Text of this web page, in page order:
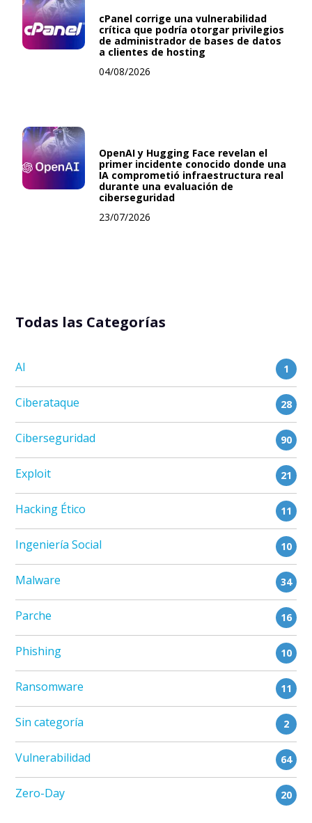
cPanel corrige una vulnerabilidad
crítica que podría otorgar privilegios
de administrador de bases de datos
a clientes de hosting
04/08/2026
OpenAI y Hugging Face revelan el
primer incidente conocido donde una
IA comprometió infraestructura real
durante una evaluación de
ciberseguridad
23/07/2026
Todas las Categorías
AI 1
Ciberataque 28
Ciberseguridad 90
Exploit 21
Hacking Ético 11
Ingeniería Social 10
Malware 34
Parche 16
Phishing 10
Ransomware 11
Sin categoría 2
Vulnerabilidad 64
Zero-Day 20